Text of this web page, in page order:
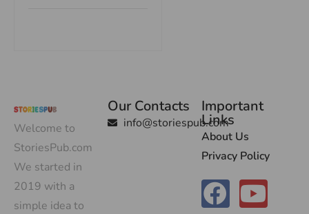
Welcome to
StoriesPub.com
We started in
2019 with a
simple idea to
Our Contacts
info@storiespub.com
Important
Links
About Us
Privacy Policy